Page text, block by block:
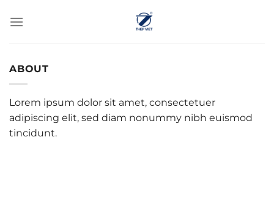
đến
ABOUT
Lorem ipsum dolor sit amet, consectetuer
adipiscing elit, sed diam nonummy nibh euismod
tincidunt.